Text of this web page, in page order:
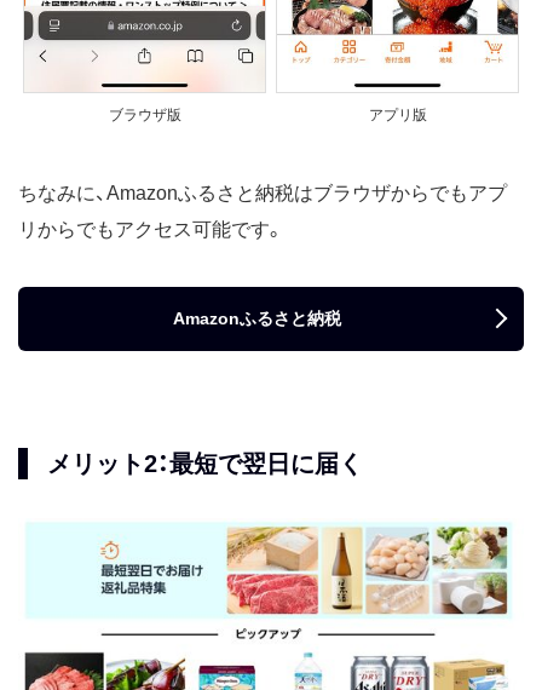
ブラウザ版 アプリ版
ちなみに、Amazonふるさと納税はブラウザからでもアプ
リからでもアクセス可能です。
Amazonふるさと納税
メリット2：最短で翌日に届く